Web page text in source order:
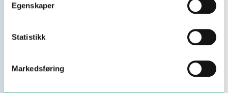
Egenskaper
Statistikk
Markedsføring
Kameleon Robotics er
Distributor Gold 2025 for
Universal Robots